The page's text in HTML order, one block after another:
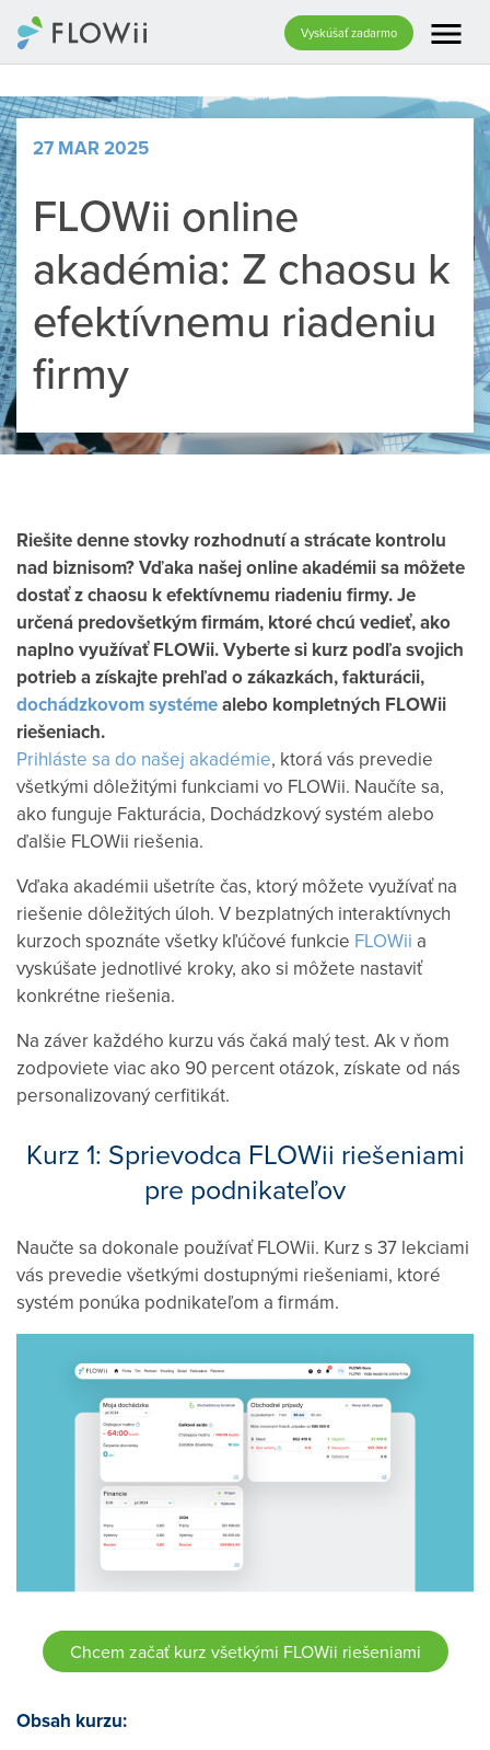
Vyskúšať zadarmo menu
27 MAR 2025
FLOWii online
akadémia: Z chaosu k
efektívnemu riadeniu
firmy
Riešite denne stovky rozhodnutí a strácate kontrolu
nad biznisom? Vďaka našej online akadémii sa môžete
dostať z chaosu k efektívnemu riadeniu firmy. Je
určená predovšetkým firmám, ktoré chcú vedieť, ako
naplno využívať FLOWii. Vyberte si kurz podľa svojich
potrieb a získajte prehľad o zákazkách, fakturácii,
dochádzkovom systémealebo kompletných FLOWii
riešeniach.
Prihláste sa do našej akadémie, ktorá vás prevedie
všetkými dôležitými funkciami vo FLOWii. Naučíte sa,
ako funguje Fakturácia, Dochádzkový systém alebo
ďalšie FLOWii riešenia.
Vďaka akadémii ušetríte čas, ktorý môžete využívať na
riešenie dôležitých úloh. V bezplatných interaktívnych
kurzoch spoznáte všetky kľúčové funkcie FLOWii a
vyskúšate jednotlivé kroky, ako si môžete nastaviť
konkrétne riešenia.
Na záver každého kurzu vás čaká malý test. Ak v ňom
zodpoviete viac ako 90 percent otázok, získate od nás
personalizovaný cerfitikát.
Kurz 1: Sprievodca FLOWii riešeniami
pre podnikateľov
Naučte sa dokonale používať FLOWii. Kurz s 37 lekciami
vás prevedie všetkými dostupnými riešeniami, ktoré
systém ponúka podnikateľom a firmám.
Chcem začať kurz všetkými FLOWii riešeniami
Obsah kurzu: